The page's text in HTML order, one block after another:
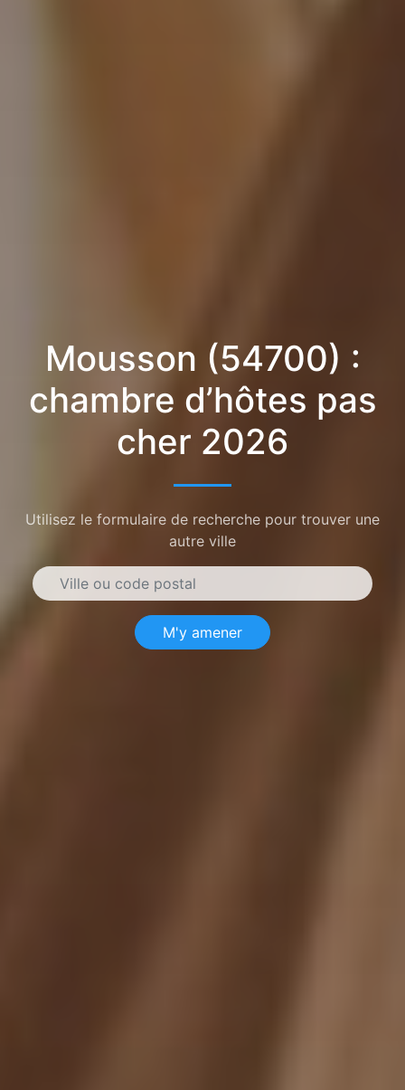
Mousson (54700) :
chambre d’hôtes pas
cher 2026
Utilisez le formulaire de recherche pour trouver une
autre ville
M'y amener